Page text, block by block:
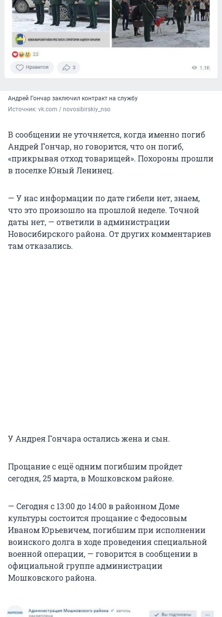
Андрей Гончар заключил контракт на службу
Источник: vk.com / novosibirskiy_nso
В сообщении не уточняется, когда именно погиб
Андрей Гончар, но говорится, что он погиб,
«прикрывая отход товарищей». Похороны прошли
в поселке Юный Ленинец.
— У нас информации по дате гибели нет, знаем,
что это произошло на прошлой неделе. Точной
даты нет, — ответили в администрации
Новосибирского района. От других комментариев
там отказались.
У Андрея Гончара остались жена и сын.
Прощание с ещё одним погибшим пройдет
сегодня, 25 марта, в Мошковском районе.
— Сегодня с 13:00 до 14:00 в районном Доме
культуры состоится прощание с Федосовым
Иваном Юрьевичем, погибшим при исполнении
воинского долга в ходе проведения специальной
военной операции, — говорится в сообщении в
официальной группе администрации
Мошковского района.